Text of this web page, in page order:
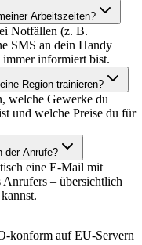
Arbeitszeiten?
Notfällen (z. B.
SMS an dein Handy
informiert bist.
Region trainieren?
welche Gewerke du
und welche Preise du für
der Anrufe?
eine E-Mail mit
– übersichtlich
konform auf EU-Servern